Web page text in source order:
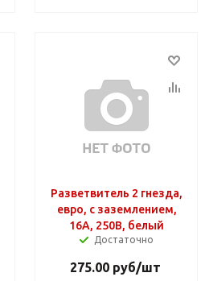
Разветвитель 2 гнезда,
евро, с заземлением,
16А, 250В, белый
Достаточно
275.00руб/шт